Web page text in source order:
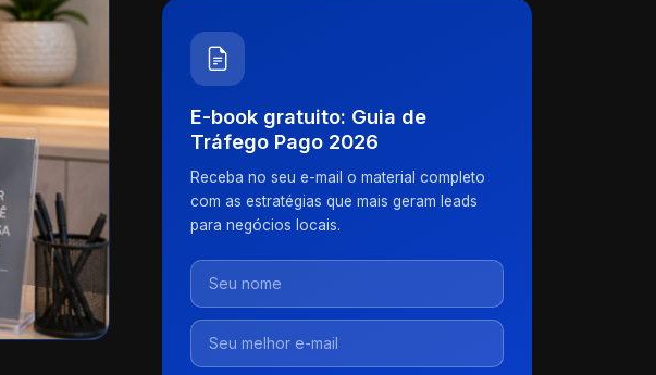
E-book gratuito: Guia de
Tráfego Pago 2026
Receba no seu e-mail o material completo
com as estratégias que mais geram leads
para negócios locais.